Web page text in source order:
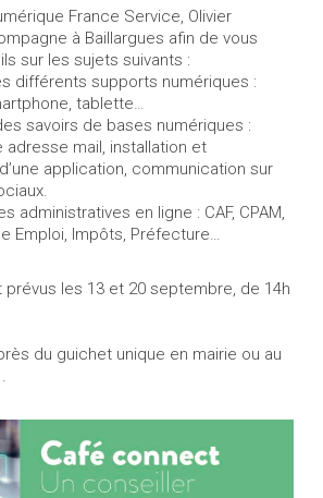
France Service, Olivier
à Baillargues afin de vous
sur les sujets suivants :
différents supports numériques :
tablette…
savoirs de bases numériques :
adresse mail, installation et
application, communication sur
administratives en ligne : CAF, CPAM,
Emploi, Impôts, Préfecture…
prévus les 13 et 20 septembre, de 14h
du guichet unique en mairie ou au